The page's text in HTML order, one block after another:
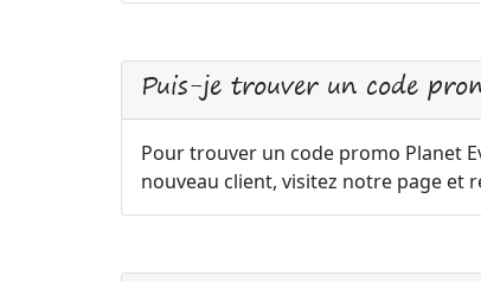
Puis-je trouver un code
Pour trouver un code promo Planet
nouveau client, visitez notre page et